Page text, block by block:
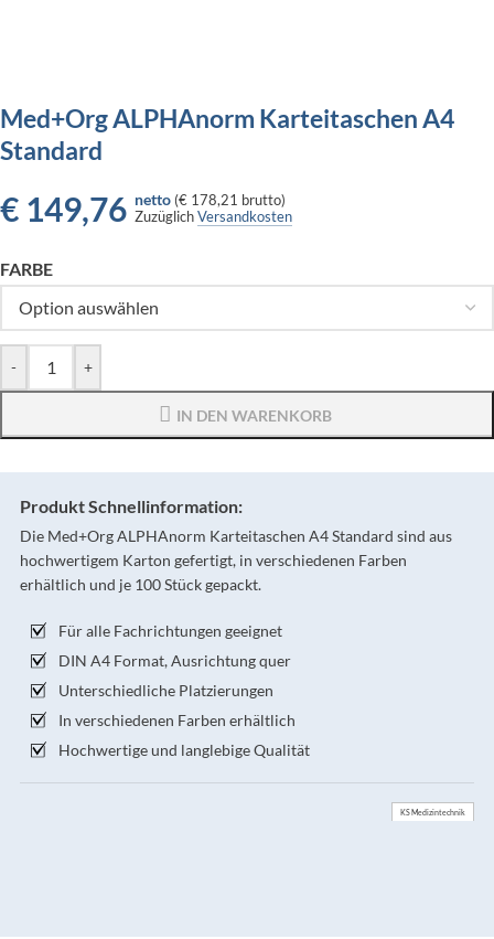
Med+Org ALPHAnorm Karteitaschen A4
Standard
€ 149,76 netto (€ 178,21 brutto)
ZuzüglichVersandkosten
FARBE
- +
IN DEN WARENKORB
Produkt Schnellinformation:
Die Med+Org ALPHAnorm Karteitaschen A4 Standard sind aus
hochwertigem Karton gefertigt, in verschiedenen Farben
erhältlich und je 100 Stück gepackt.
Für alle Fachrichtungen geeignet
DIN A4 Format, Ausrichtung quer
Unterschiedliche Platzierungen
In verschiedenen Farben erhältlich
Hochwertige und langlebige Qualität
KS Medizintechnik